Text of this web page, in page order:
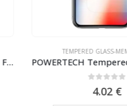
TEMPERED GLASS-ΜΕΜΒΡΆΝΕΣ
€